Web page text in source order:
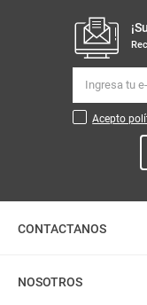
Acepto
CONTACTANOS
Atención telefónica
NOSOTROS